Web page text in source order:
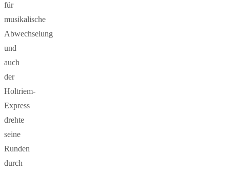
für
musikalische
Abwechselung
und
auch
der
Holtriem-
Express
drehte
seine
Runden
durch